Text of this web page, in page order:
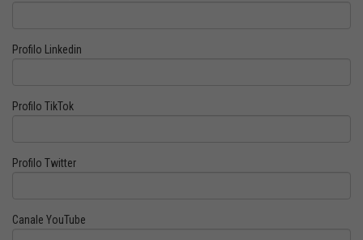
Profilo Linkedin
Profilo TikTok
Profilo Twitter
Canale YouTube